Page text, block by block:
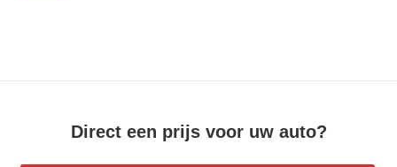
Direct een prijs voor uw auto?